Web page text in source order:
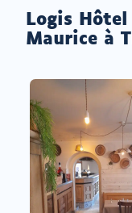
Logis
Maurice à